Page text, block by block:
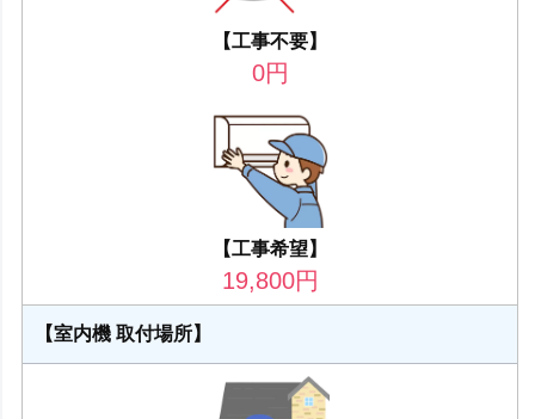
【工事不要】
0円
【工事希望】
19,800円
【室内機 取付場所】